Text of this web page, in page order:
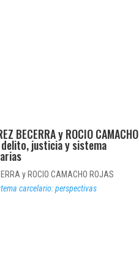
BECERRA y ROCIO CAMACHO
delito, justicia y sistema
y ROCIO CAMACHO ROJAS
carcelario: perspectivas